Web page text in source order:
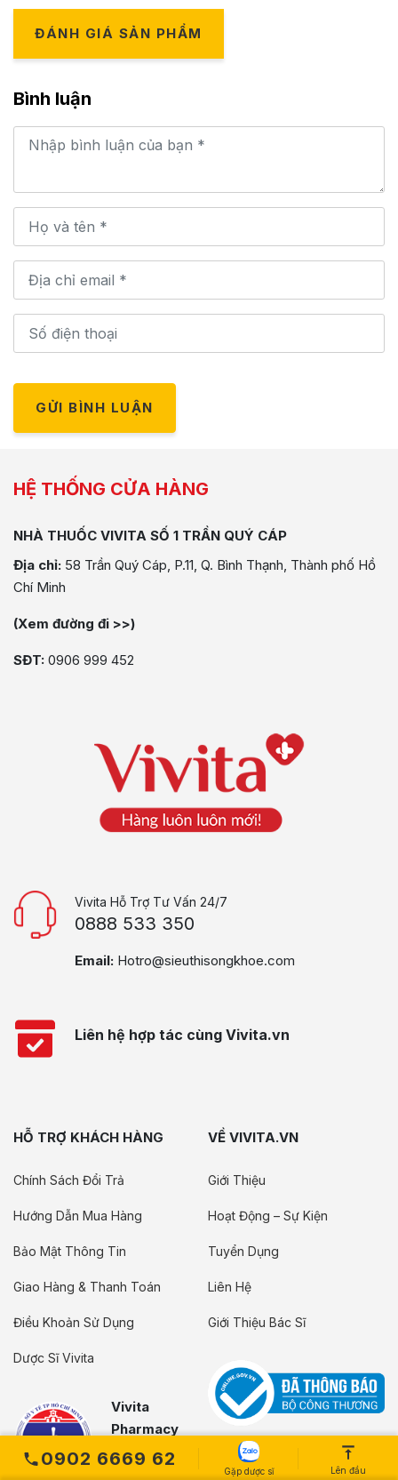
ĐÁNH GIÁ SẢN PHẨM
Bình luận
GỬI BÌNH LUẬN
0902 6669 62
Gặp dược sĩ Lên đầu
HỆ THỐNG CỬA HÀNG
NHÀ THUỐC VIVITA SỐ 1 TRẦN QUÝ CÁP
Địa chỉ: 58 Trần Quý Cáp, P.11, Q. Bình Thạnh, Thành phố Hồ
Chí Minh
(Xem đường đi >>)
SĐT: 0906 999 452
Vivita Hỗ Trợ Tư Vấn 24/7
0888 533 350
Email: Hotro@sieuthisongkhoe.com
Liên hệ hợp tác cùng Vivita.vn
HỖ TRỢ KHÁCH HÀNG
Chính Sách Đổi Trả
Hướng Dẫn Mua Hàng
Bảo Mật Thông Tin
Giao Hàng & Thanh Toán
Điều Khoản Sử Dụng
Dược Sĩ Vivita
Vivita
Pharmacy
Đạt Chuẩn
VỀ VIVITA.VN
Giới Thiệu
Hoạt Động – Sự Kiện
Tuyển Dụng
Liên Hệ
Giới Thiệu Bác Sĩ